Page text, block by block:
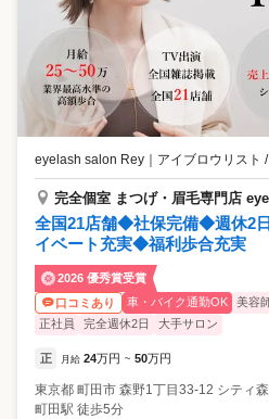
eyelash salon Rey ｜ アイブロウリスト
完全個室 まつげ・眉毛専門店
全国21店舗◆社保完備◆週休2
イベート充実◆福利歩合充実
2026 優秀賞受賞
口コミあり
車・バイク通勤OK 美容
正社員
完全週休2日 大手サロン
正 月給 24万円 ~ 50万円
東京都 町田市 森野1丁目33-12 シティ
町田駅 徒歩5分